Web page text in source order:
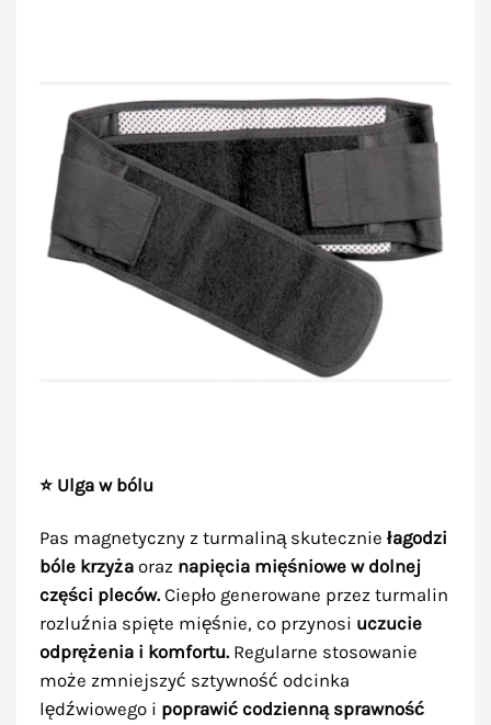
⭐ Ulga w bólu
Pas magnetyczny z turmaliną skutecznie łagodzi
bóle krzyżaoraz napięcia mięśniowe w dolnej
części pleców. Ciepło generowane przez turmalin
rozluźnia spięte mięśnie, co przynosi uczucie
odprężenia i komfortu. Regularne stosowanie
może zmniejszyć sztywność odcinka
lędźwiowego i poprawić codzienną sprawność